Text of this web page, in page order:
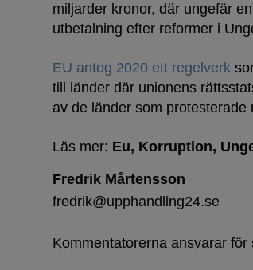
miljarder kronor, där ungefär
utbetalning efter reformer i
EU antog 2020 ett regelverk
till länder där unionens
av de länder som protesterade
Läs mer: Eu Korruption
Fredrik Mårtensson
fredrik@upphandling24.se
Kommentatorerna ansvarar